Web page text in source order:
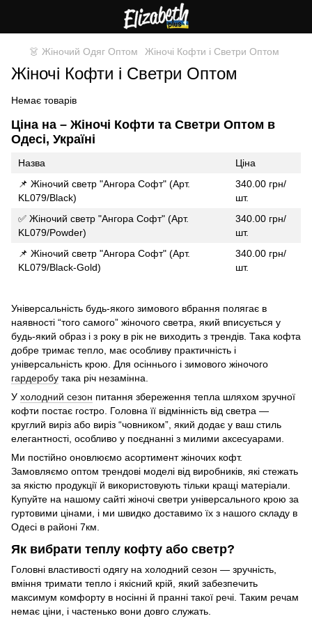
👗 Жіночий Одяг Оптом Жіночі Кофти і Светри Оптом
Жіночі Кофти і Светри Оптом
Немає товарів
Ціна на – Жіночі Кофти та Светри Оптом в
Одесі, Україні
Назва
Ціна
📌 Жіночий светр "Ангора Софт" (Арт.
KL079/Black)
340.00 грн/
шт.
✅ Жіночий светр "Ангора Софт" (Арт.
KL079/Powder)
340.00 грн/
шт.
📌 Жіночий светр "Ангора Софт" (Арт.
KL079/Black-Gold)
340.00 грн/
шт.
Універсальність будь-якого зимового вбрання полягає в
наявності “того самого” жіночого светра, який вписується у
будь-який образ і з року в рік не виходить з трендів. Така кофта
добре тримає тепло, має особливу практичність і
універсальність крою. Для осіннього і зимового жіночого
гардеробу така річ незамінна.
У холодний сезон питання збереження тепла шляхом зручної
кофти постає гостро. Головна її відмінність від светра —
круглий виріз або виріз “човником”, який додає у ваш стиль
елегантності, особливо у поєднанні з милими аксесуарами.
Ми постійно оновлюємо асортимент жіночих кофт.
Замовляємо оптом трендові моделі від виробників, які стежать
за якістю продукції й використовують тільки кращі матеріали.
Купуйте на нашому сайті жіночі светри універсального крою за
гуртовими цінами, і ми швидко доставимо їх з нашого складу в
Одесі в районі 7км.
Як вибрати теплу кофту або светр?
Головні властивості одягу на холодний сезон — зручність,
вміння тримати тепло і якісний крій, який забезпечить
максимум комфорту в носінні й пранні такої речі. Таким речам
немає ціни, і частенько вони довго служать.